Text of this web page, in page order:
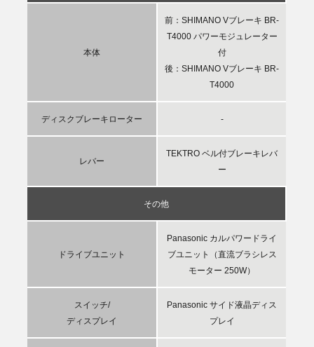
本体
前：SHIMANO Vブレーキ BR-
T4000 パワーモジュレーター
付
後：SHIMANO Vブレーキ BR-
T4000
ディスクブレーキローター -
レバー
TEKTRO ベル付ブレーキレバ
ー
その他
ドライブユニット
Panasonic カルパワードライ
ブユニット（直流ブラシレス
モーター 250W）
スイッチ/
ディスプレイ
Panasonic サイド液晶ディス
プレイ